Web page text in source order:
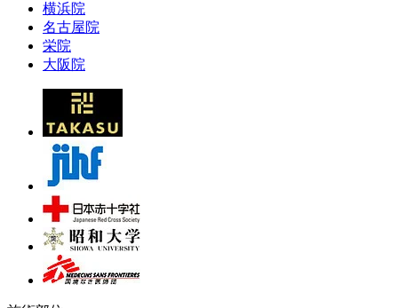
横浜院
名古屋院
栄院
大阪院